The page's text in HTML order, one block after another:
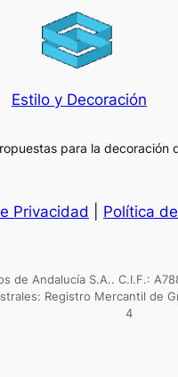
Estilo y Decoración
para la decoración
Privacidad Política
Andalucía S.A.. C.I.F.:
Registro Mercantil de
4